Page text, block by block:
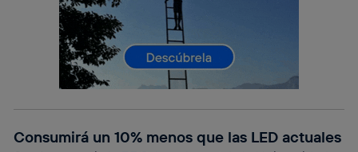
Consumirá un 10% menos que las LED actuales
Si utilizas unaconexión de banda ancha
el marketing o análisis se realizará en función de las
actividades de navegación de los miembros del hogar
que hayan dado su consentimiento.
Si utilizasdatos móviles, el marketing será más
navegación del usuario del móvil.
Puedes gestionar los consentimientos Utiq seleccionando
“Administrar Utiq” en la parte inferior de esta página web o